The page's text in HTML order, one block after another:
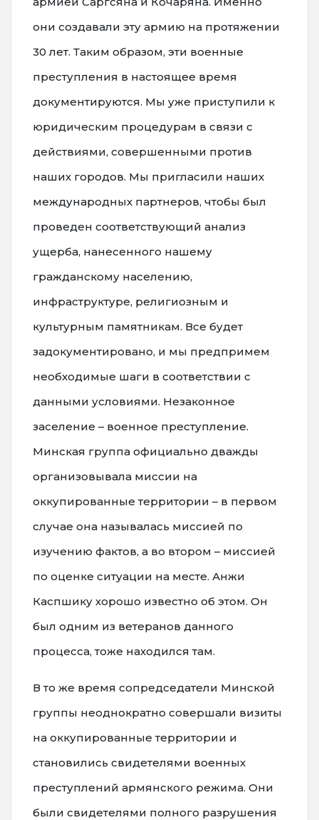
они создавали эту армию на протяжении
30 лет. Таким образом, эти военные
преступления в настоящее время
документируются. Мы уже приступили к
юридическим процедурам в связи с
действиями, совершенными против
наших городов. Мы пригласили наших
международных партнеров, чтобы был
проведен соответствующий анализ
ущерба, нанесенного нашему
гражданскому населению,
инфраструктуре, религиозным и
культурным памятникам. Все будет
задокументировано, и мы предпримем
необходимые шаги в соответствии с
данными условиями. Незаконное
заселение – военное преступление.
Минская группа официально дважды
организовывала миссии на
оккупированные территории – в первом
случае она называлась миссией по
изучению фактов, а во втором – миссией
по оценке ситуации на месте. Анжи
Каспшику хорошо известно об этом. Он
был одним из ветеранов данного
процесса, тоже находился там.
В то же время сопредседатели Минской
группы неоднократно совершали визиты
на оккупированные территории и
становились свидетелями военных
преступлений армянского режима. Они
были свидетелями полного разрушения